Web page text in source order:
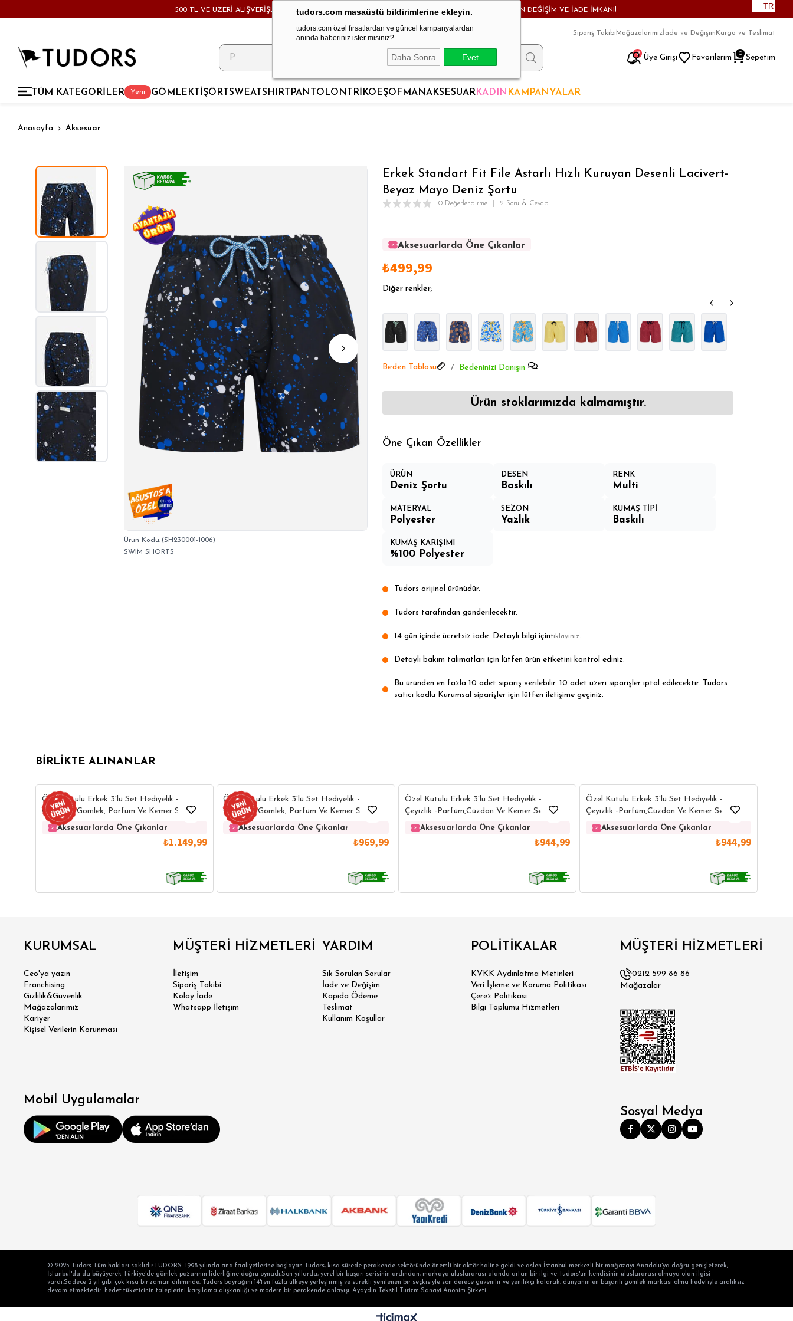
tudors.com masaüstü bildirimlerine ekleyin.
tudors.com özel fırsatlardan ve güncel kampanyalardan
anında haberiniz ister misiniz?
Daha Sonra Evet
500 TL VE ÜZERİ ALIŞVERİŞLERDE KARGO BEDAVA! - HAFTA İÇİ 24 SAATTE KARGODA! - MAĞAZADAN DEĞİŞİM VE İADE İMKANI! TR
9
Sipariş TakibiMağazalarımız İade ve Değişim Kargo ve Teslimat
Üye Girişi Favorilerim Sepetim
0
Yeni
TÜM KATEGORİLER GÖMLEK TİŞÖRT SWEATSHIRT PANTOLON TRİKO EŞOFMANAKSESUARKADIN KAMPANYALAR
Anasayfa Aksesuar
(SH230001-1006)
SWIM SHORTS
Erkek Standart Fit File Astarlı Hızlı Kuruyan Desenli Lacivert-
Beyaz Mayo Deniz Şortu
0 Değerlendirme 2 Soru & Cevap
Aksesuarlarda Öne Çıkanlar
Aksesuarlarda Öne Çıkanlar
Aksesuarlarda Öne Çıkanlar
₺499,99
Diğer renkler;
Beden Tablosu Bedeninizi Danışın
Ürün stoklarımızda kalmamıştır.
Öne Çıkan Özellikler
ÜRÜN
Deniz Şortu
DESEN
Baskılı
RENK
Multi
MATERYAL
Polyester
SEZON
Yazlık
KUMAŞ TİPİ
Baskılı
KUMAŞ KARIŞIMI
%100 Polyester
Tudors orijinal ürünüdür.
Tudors tarafından gönderilecektir.
14 gün içinde ücretsiz iade. Detaylı bilgi içintıklayınız.
Detaylı bakım talimatları için lütfen ürün etiketini kontrol ediniz.
Bu üründen en fazla 10 adet sipariş verilebilir. 10 adet üzeri siparişler iptal edilecektir. Tudors
satıcı kodlu Kurumsal siparişler için lütfen iletişime geçiniz.
BIRLIKTE ALINANLAR
Özel Kutulu Erkek 3'lü Set Hediyelik -
Çeyizlik - Gömlek, Parfüm Ve Kemer Seti
Aksesuarlarda Öne Çıkanlar
₺1.149,99
Özel Kutulu Erkek 3'lü Set Hediyelik -
Çeyizlik - Gömlek, Parfüm Ve Kemer Seti
Aksesuarlarda Öne Çıkanlar
₺969,99
Özel Kutulu Erkek 3'lü Set Hediyelik -
Çeyizlik -Parfüm,Cüzdan Ve Kemer Seti
Aksesuarlarda Öne Çıkanlar
₺944,99
Özel Kutulu Erkek 3'lü Set Hediyelik -
Çeyizlik -Parfüm,Cüzdan Ve Kemer Seti
Aksesuarlarda Öne Çıkanlar
₺944,99
KURUMSAL
Ceo'ya yazın
Franchising
Gizlilik&Güvenlik
Mağazalarımız
Kariyer
Kişisel Verilerin Korunması
MÜŞTERİ HİZMETLERİ
İletişim
Sipariş Takibi
Kolay İade
Whatsapp İletişim
YARDIM
Sık Sorulan Sorular
İade ve Değişim
Kapıda Ödeme
Teslimat
Kullanım Koşullar
POLİTİKALAR
KVKK Aydınlatma Metinleri
Veri İşleme ve Koruma Politikası
Çerez Politikası
Bilgi Toplumu Hizmetleri
MÜŞTERİ HİZMETLERİ
0212 599 86 86
Mağazalar
Sosyal Medya
Mobil Uygulamalar
© 2025 Tudors Tüm hakları saklıdır.TUDORS -1998 yılında ana faaliyetlerine başlayan Tudors, kısa sürede perakende sektöründe önemli bir aktör haline geldi ve aslen İstanbul merkezli bir mağazayı Anadolu'ya doğru genişleterek,
İstanbul'da da büyüyerek Türkiye'de gömlek pazarının liderliğine doğru oynadı.Son yıllarda, yerel bir başarı serisinin ardından, markaya uluslararası alanda artan bir ilgi ve Tudors'un kendisinin uluslararası olmaya olan ilgisi
vardı.Sadece 2 yıl gibi çok kısa bir zaman diliminde, Tudors bayrağını 14'ten fazla ülkeye yerleştirmiş ve sürekli yenilenen bir seçkisiyle son derece güvenilir ve yenilikçi kalarak, dünyanın en başarılı gömlek markası olma hedefiyle aralıksız
devam etmektedir. hedef tüketicinin taleplerini karşılama alışkanlığı ve modern bir perakende anlayışı. Ayaydın Tekstil Turizm Sanayi Anonim Şirketi